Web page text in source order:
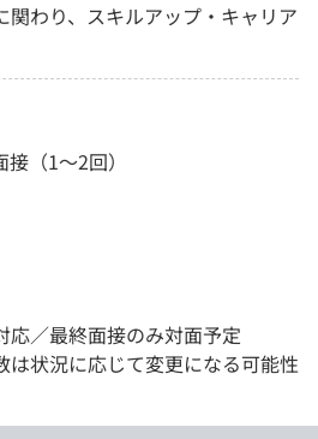
関わり、スキルアップ・キャリア
（1～2回）
応／最終面接のみ対面予定
状況に応じて変更になる可能性